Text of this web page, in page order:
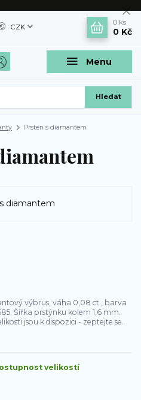
Menu
CZK
Hledat
0 ks
0 Kč
Prsten s diamantem
výbrus, váha 0,08 ct., barva
Šířka prstýnku kolem 1,6 mm.
jsou k dispozici - zeptejte se.
velikostí